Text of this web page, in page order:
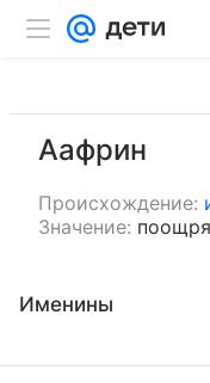
Аафрин
Происхождение:
Значение:
Именины